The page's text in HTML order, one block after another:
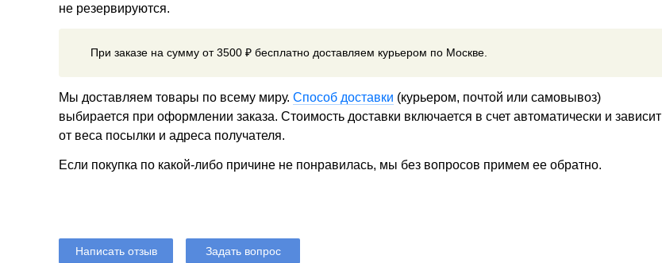
не резервируются.
При заказе на сумму от 3500 ₽ бесплатно доставляем курьером по Москве.
Мы доставляем товары по всему миру. Способ доставки (курьером, почтой или самовывоз)
выбирается при оформлении заказа. Стоимость доставки включается в счет автоматически и зависит
от веса посылки и адреса получателя.
Если покупка по какой-либо причине не понравилась, мы без вопросов примем ее обратно.
Написать отзыв Задать вопрос